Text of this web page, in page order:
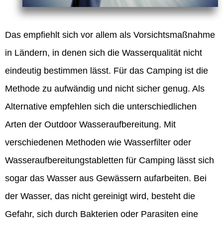
Das empfiehlt sich vor allem als Vorsichtsmaßnahme
in Ländern, in denen sich die Wasserqualität nicht
eindeutig bestimmen lässt. Für das Camping ist die
Methode zu aufwändig und nicht sicher genug. Als
Alternative empfehlen sich die unterschiedlichen
Arten der Outdoor Wasseraufbereitung. Mit
verschiedenen Methoden wie Wasserfilter oder
Wasseraufbereitungstabletten für Camping lässt sich
sogar das Wasser aus Gewässern aufarbeiten. Bei
der Wasser, das nicht gereinigt wird, besteht die
Gefahr, sich durch Bakterien oder Parasiten eine